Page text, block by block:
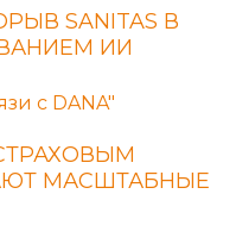
SANITAS В
ИИ
МАСШТАБНЫЕ